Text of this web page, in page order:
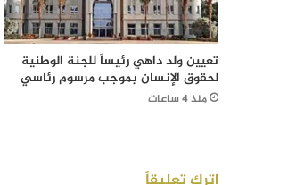
تعيين ولد داهي رئيساً للجنة الوطنية
لحقوق الإنسان بموجب مرسوم رئاسي
منذ 4 ساعات